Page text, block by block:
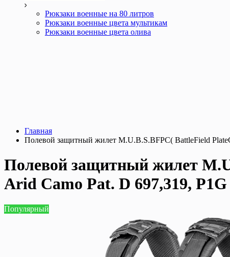
Рюкзаки военные на 80 литров
Рюкзаки военные цвета мультикам
Рюкзаки военные цвета олива
Главная
Полевой защитный жилет M.U.B.S.BFPC( BattleField
Полевой защитный жилет
Arid Camo Pat. D 697,319, P1G
Популярный